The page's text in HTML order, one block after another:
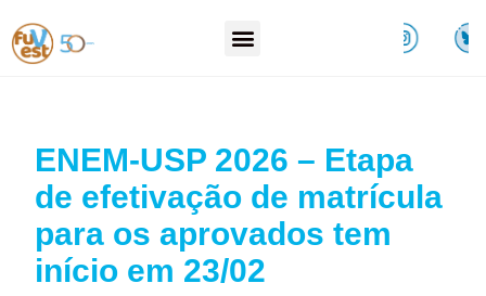
ENEM-USP 2026 – Etapa
de efetivação de matrícula
para os aprovados tem
início em 23/02